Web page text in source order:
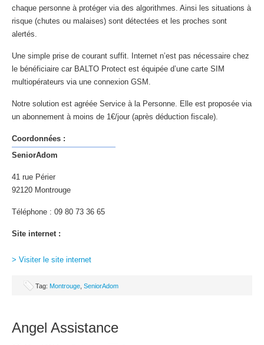
chaque personne à protéger via des algorithmes. Ainsi les situations à
risque (chutes ou malaises) sont détectées et les proches sont
alertés.
Une simple prise de courant suffit. Internet n’est pas nécessaire chez
le bénéficiaire car BALTO Protect est équipée d’une carte SIM
multiopérateurs via une connexion GSM.
Notre solution est agréée Service à la Personne. Elle est proposée via
un abonnement à moins de 1€/jour (après déduction fiscale).
Coordonnées :
SeniorAdom
41 rue Périer
92120 Montrouge
Téléphone : 09 80 73 36 65
Site internet :
> Visiter le site internet
Tag: Montrouge, SeniorAdom
Angel Assistance